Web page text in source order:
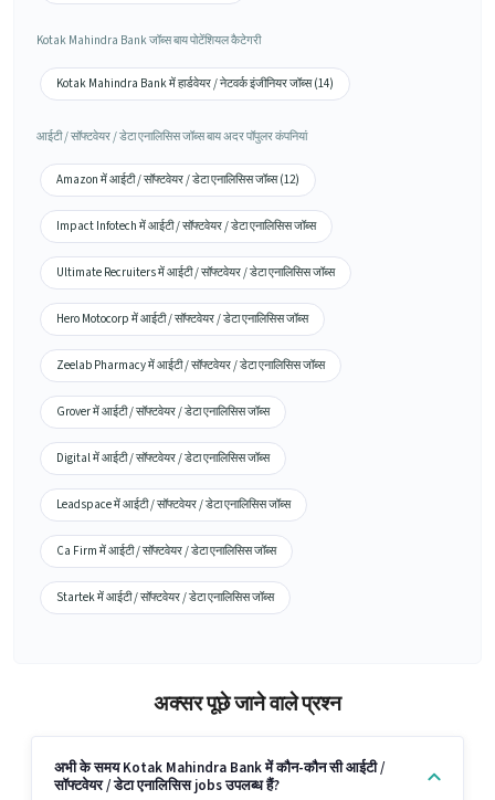
Kotak Mahindra Bank जॉब्स बाय पोटेंशियल कैटेगरी
Kotak Mahindra Bank में हार्डवेयर / नेटवर्क इंजीनियर जॉब्स (14)
आईटी / सॉफ्टवेयर / डेटा एनालिसिस जॉब्स बाय अदर पॉपुलर कंपनियां
Amazon में आईटी / सॉफ्टवेयर / डेटा एनालिसिस जॉब्स (12)
Impact Infotech में आईटी / सॉफ्टवेयर / डेटा एनालिसिस जॉब्स
Ultimate Recruiters में आईटी / सॉफ्टवेयर / डेटा एनालिसिस जॉब्स
Hero Motocorp में आईटी / सॉफ्टवेयर / डेटा एनालिसिस जॉब्स
Zeelab Pharmacy में आईटी / सॉफ्टवेयर / डेटा एनालिसिस जॉब्स
Grover में आईटी / सॉफ्टवेयर / डेटा एनालिसिस जॉब्स
Digital में आईटी / सॉफ्टवेयर / डेटा एनालिसिस जॉब्स
Leadspace में आईटी / सॉफ्टवेयर / डेटा एनालिसिस जॉब्स
Ca Firm में आईटी / सॉफ्टवेयर / डेटा एनालिसिस जॉब्स
Startek में आईटी / सॉफ्टवेयर / डेटा एनालिसिस जॉब्स
अक्सर पूछे जाने वाले प्रश्न
अभी के समय Kotak Mahindra Bank में कौन-कौन सी आईटी /
सॉफ्टवेयर / डेटा एनालिसिस jobs उपलब्ध हैं?